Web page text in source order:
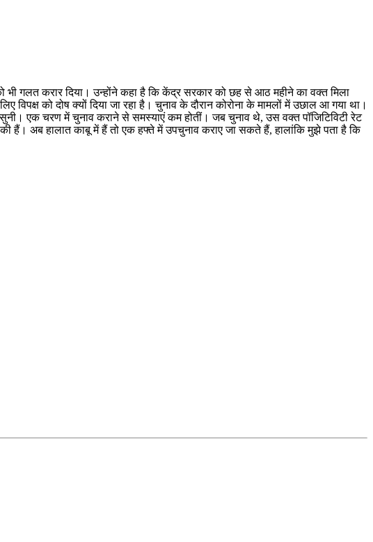
भी गलत करार दिया। उन्होंने कहा है कि केंद्र सरकार को छह से आठ महीने का वक्त मिला
को दोष क्यों दिया जा रहा है। चुनाव के दौरान कोरोना के मामलों में उछाल आ गया था।
एक चरण में चुनाव कराने से समस्याएं कम होतीं। जब चुनाव थे, उस वक्त पॉजिटिविटी रेट
हैं। अब हालात काबू में हैं तो एक हफ्ते में उपचुनाव कराए जा सकते हैं, हालांकि मुझे पता है कि